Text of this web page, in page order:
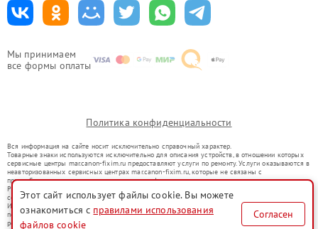
Мы принимаем
все формы оплаты
Политика конфиденциальности
Вся информация на сайте носит исключительно справочный характер.
Товарные знаки используются исключительно для описания устройств, в отношении которых
сервисные центры mar.canon-fixim.ru предоставляют услуги по ремонту. Услуги оказываются в
неавторизованных сервисных центрах mar.canon-fixim.ru, которые не связаны с
правообладателями товарных знаков или их официальными представителями.
Ремонт осуществляется для устройств, уже введенных в гражданский оборот в соответствии
со статьей 1487 ГК РФ.
Использование товарных знаков не преследует цели индивидуализации услуг или введения
потребителей в заблуждение, а служит для информирования о предоставляемых услугах по
ремонту техники указанных брендов.
Этот сайт использует файлы cookie. Вы можете
ознакомиться с правилами использования
файлов cookie
Согласен